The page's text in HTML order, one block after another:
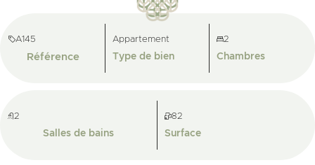
A145
Référence
Appartement
Type de bien
2
Chambres
2
Salles de bains
82
Surface